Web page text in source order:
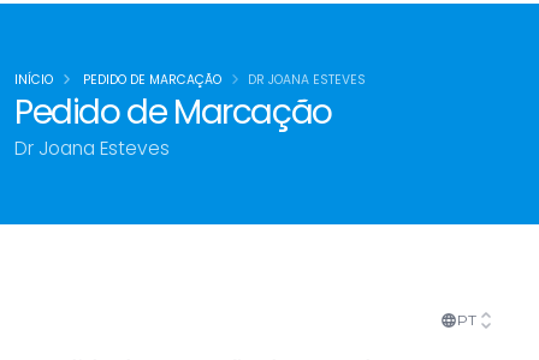
Pedido de Marcação
Dr Joana Esteves
INÍCIO PEDIDO DE MARCAÇÃO DR JOANA ESTEVES